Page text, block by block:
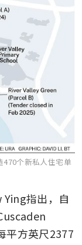
470个新私人住宅单
指出，自
平方英尺2377